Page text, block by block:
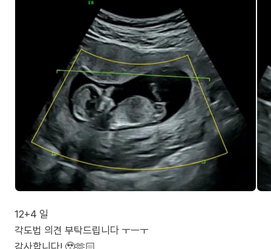
12+4 일
각도법 의견 부탁드립니다 ㅜㅡㅜ